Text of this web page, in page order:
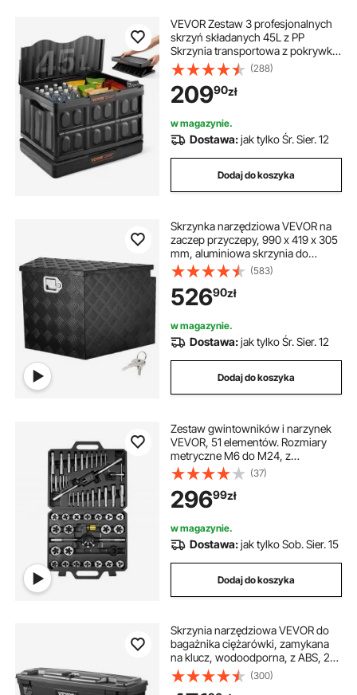
VEVOR Zestaw 3 profesjonalnych
skrzyń składanych 45L z PP
Skrzynia transportowa z pokrywką
Składana skrzynia do
przechowywania z uchwytem
Skrzynie do układania w stosy
Skrzynie do przechowywania
Składane skrzynie do
przechowywania i transportu
(288)
20990zł
w magazynie.
Dostawa:jak tylko Śr. Sier. 12
Dodaj do koszyka
Skrzynka narzędziowa VEVOR na
zaczep przyczepy, 990 x 419 x 305
mm, aluminiowa skrzynia do
przechowywania przyczepy z
zamkiem i kluczykami, skrzynia
narzędziowa na zaczep przyczepy
do pojazdów kempingowych itp.
(583)
52690zł
w magazynie.
Dostawa:jak tylko Śr. Sier. 12
Dodaj do koszyka
Zestaw gwintowników i narzynek
VEVOR, 51 elementów. Rozmiary
metryczne M6 do M24, z
gwintownikami zgrubnymi i
drobnymi oraz narzynkami,
kluczem, walizką i akcesoriami, stal
łożyskowa.
(37)
29699zł
w magazynie.
Dostawa:jak tylko Sob. Sier. 15
Dodaj do koszyka
Skrzynia narzędziowa VEVOR do
bagażnika ciężarówki, zamykana
na klucz, wodoodporna, z ABS, 25
l, kompatybilna z Chevrolet
Silverado 1500, GMC Sierra 1500
(300)